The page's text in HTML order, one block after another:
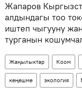
Жапаров
алдындагы тоо
иштеп чыгууну
турганын
Жаңылыктар Коом
кеңешме экология